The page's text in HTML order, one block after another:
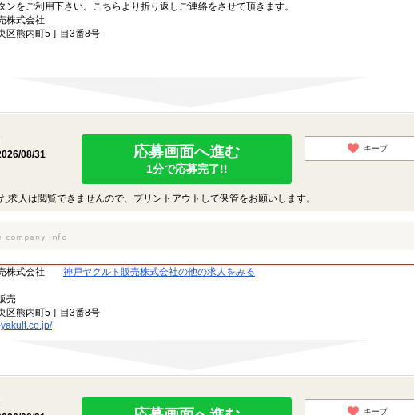
ンをご利用下さい。こちらより折り返しご連絡をさせて頂きます。
株式会社
区熊内町5丁目3番8号
08/31
応募画面へ進む
1分で応募完了!!
キープ
求人は閲覧できませんので、プリントアウトして保管をお願いします。
株式会社
神戸ヤクルト販売株式会社の他の求人をみる
売
区熊内町5丁目3番8号
キープ